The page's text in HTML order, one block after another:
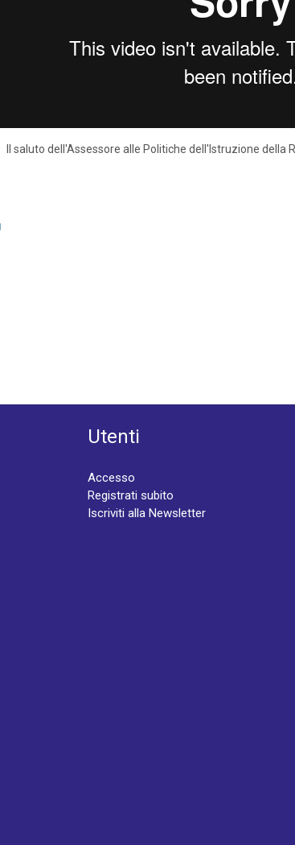
Il saluto dell'Assessore alle Politiche dell'Istruzione della
Utenti
Accesso
Registrati subito
Iscriviti alla Newsletter